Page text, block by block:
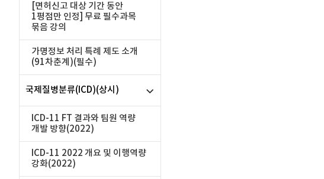
[면허신고 대상 기간 동안
1평점만 인정] 무료 필수과목
묶음 강의
가명정보 처리 특례 제도 소개
(91차춘계)(필수)
국제질병분류(ICD)(상시)
ICD-11 FT 결과와 팀원 역량
개발 방향(2022)
ICD-11 2022 개요 및 이행역량
강화(2022)